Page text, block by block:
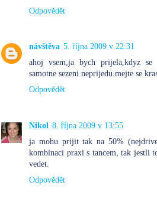
Odpovědět
návštěva 5. října 2009 v 22:31
ahoj vsem,ja bych prijela,kdyz se
samotne sezeni neprijedu.mejte se
Odpovědět
Nikol 8. října 2009 v 13:55
ja mohu prijit tak na 50%
kombinaci praxi s tancem, tak jestli
vedet.
Odpovědět